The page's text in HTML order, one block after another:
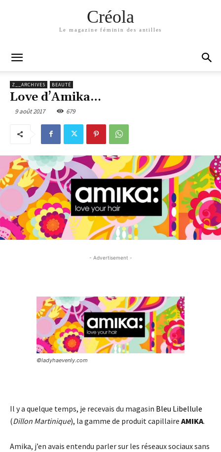
Créola
Le magazine féminin des antilles
Z__ARCHIVES BEAUTÉ
Love d’Amika…
9 août 2017 679
- Advertisement -
©ladyhaevenly.com
Il y a quelque temps, je recevais du magasin Bleu Libellule
(Dillon Martinique), la gamme de produit capillaire AMIKA.
Amika, j’en avais entendu parler sur les réseaux sociaux sans